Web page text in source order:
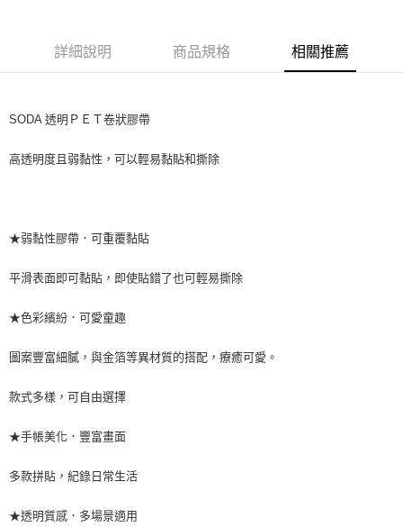
詳細說明 商品規格 相關推薦
SODA 透明ＰＥＴ卷狀膠帶
高透明度且弱黏性，可以輕易黏貼和撕除
★弱黏性膠帶．可重覆黏貼
平滑表面即可黏貼，即使貼錯了也可輕易撕除
★色彩繽紛．可愛童趣
圖案豐富細膩，與金箔等異材質的搭配，療癒可愛。
款式多樣，可自由選擇
★手帳美化．豐富畫面
多款拼貼，紀錄日常生活
★透明質感．多場景適用